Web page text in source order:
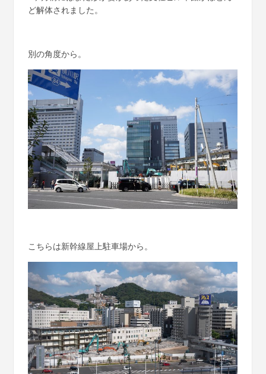
ど解体されました。
別の角度から。
こちらは新幹線屋上駐車場から。